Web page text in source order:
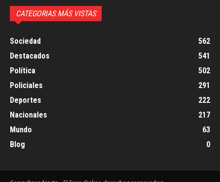
CATEGORIAS MÁS VISTAS
Sociedad
562
Destacados
541
Política
502
Policiales
291
Deportes
222
Nacionales
217
Mundo
63
Blog
0